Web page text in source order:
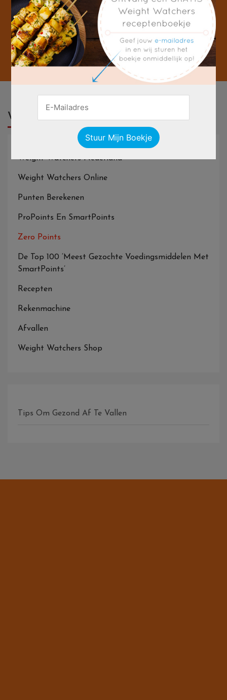
Weight Watchers
Weight Watchers Nederland
Weight Watchers Online
Punten Berekenen
ProPoints En SmartPoints
Zero Points
De Top 100 ‘Meest Gezochte Voedingsmiddelen Met
SmartPoints’
Recepten
Rekenmachine
Afvallen
Weight Watchers Shop
Tips Om Gezond Af Te Vallen